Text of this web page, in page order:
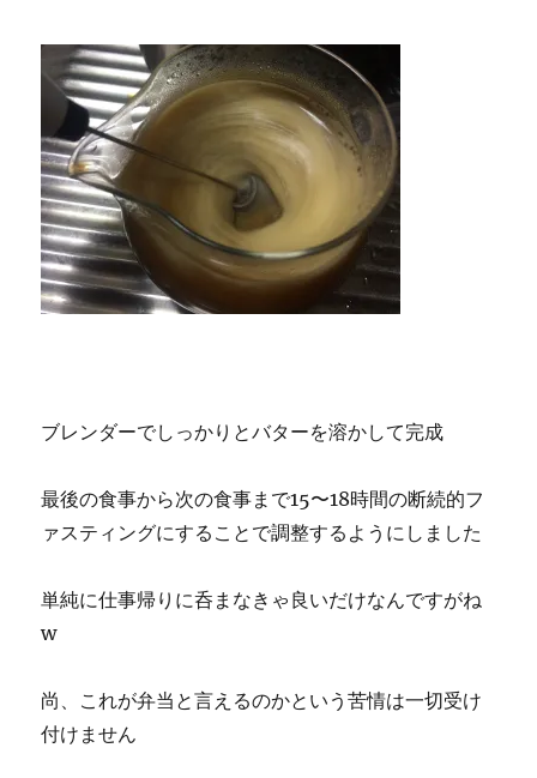
ブレンダーでしっかりとバターを溶かして完成
最後の食事から次の食事まで15〜18時間の断続的フ
ァスティングにすることで調整するようにしました
単純に仕事帰りに呑まなきゃ良いだけなんですがね
w
尚、これが弁当と言えるのかという苦情は一切受け
付けません